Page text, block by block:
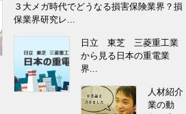
３大メガ時代でどうなる損害保険業界？損
保業界研究レ...
日立 東芝 三菱重工業
から見る日本の重電業
界...
人材紹介
業の動